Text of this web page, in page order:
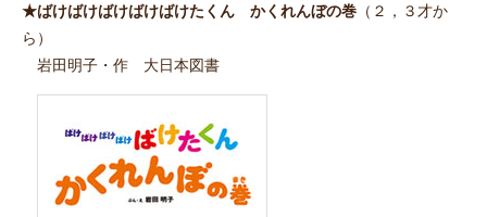
★ばけばけばけばけばけたくん かくれんぼの巻 （２，３才か
ら）
岩田明子・作 大日本図書